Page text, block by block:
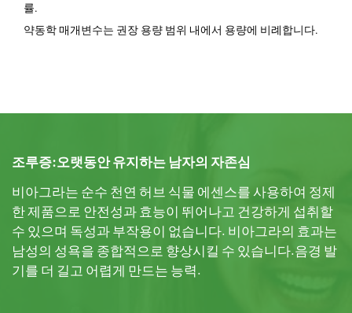
률.
약동학 매개변수는 권장 용량 범위 내에서 용량에 비례합니다.
조루증:오랫동안 유지하는 남자의 자존심
비아그라는 순수 천연 허브 식물 에센스를 사용하여 정제
한 제품으로 안전성과 효능이 뛰어나고 건강하게 섭취할
수 있으며 독성과 부작용이 없습니다. 비아그라의 효과는
남성의 성욕을 종합적으로 향상시킬 수 있습니다.음경 발
기를 더 길고 어렵게 만드는 능력.